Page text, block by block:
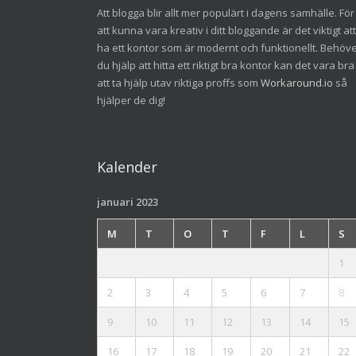
Att blogga blir allt mer populärt i dagens samhälle. För
att kunna vara kreativ i ditt bloggande är det viktigt att
ha ett kontor som är modernt och funktionellt.
du hjälp att hitta ett riktigt bra kontor kan det vara bra
att ta hjälp utav riktiga proffs som Workaround.io så
hjälper de dig!
Kalender
januari 2023
M T O T F L S
1
2 3 4 5 6 7 8
9 10 11 12 13 14 15
16 17 18 19 20 21 22